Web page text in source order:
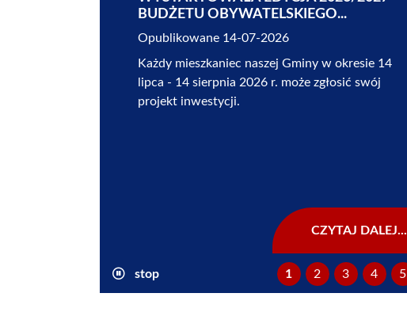
ORGANIZACJI POZARZĄDOWYCH I...
Opublikowane 07-08-2026
Szanowni Mieszkańcy, Przewodniczący i
Członkowie Organizacji Pozarządowych,
Burmistrz Krośniewic Katarzyna Erdman wraz z
CZYTAJ DALEJ...
stop 1 2 3 4 5